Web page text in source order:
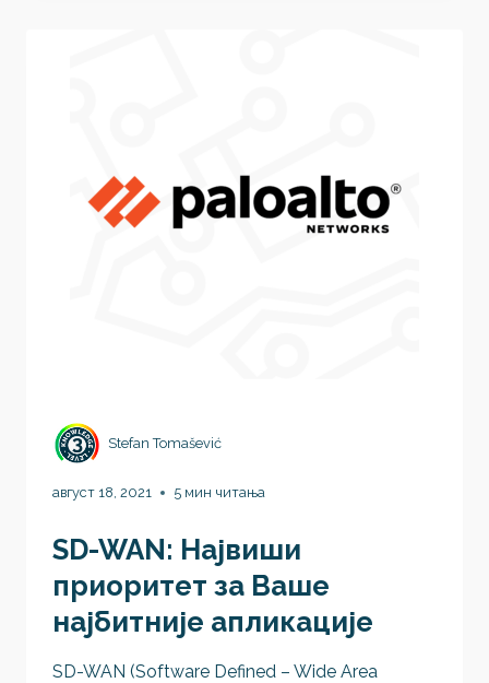
Stefan Tomašević
август 18, 2021 5 мин читања
SD-WAN: Највиши
приоритет за Ваше
најбитније апликације
SD-WAN (Software Defined – Wide Area